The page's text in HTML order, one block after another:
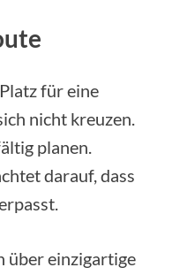
für eine
nicht kreuzen.
planen.
darauf, dass
über einzigartige